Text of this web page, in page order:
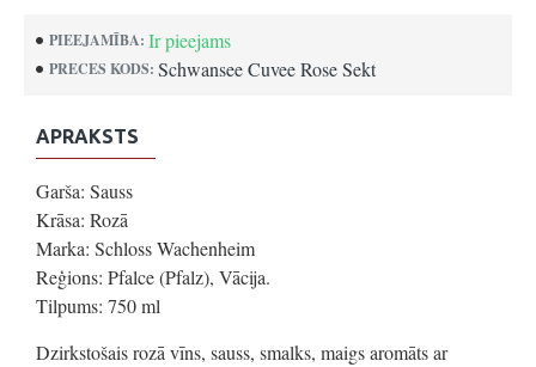
PIEEJAMĪBA: Ir pieejams
PRECES KODS: Schwansee Cuvee Rose Sekt
APRAKSTS
Garša: Sauss
Krāsa: Rozā
Marka: Schloss Wachenheim
Reģions: Pfalce (Pfalz), Vācija.
Tilpums: 750 ml
Dzirkstošais rozā vīns, sauss, smalks, maigs aromāts ar